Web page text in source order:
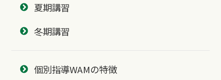
夏期講習
冬期講習
個別指導WAMの特徴